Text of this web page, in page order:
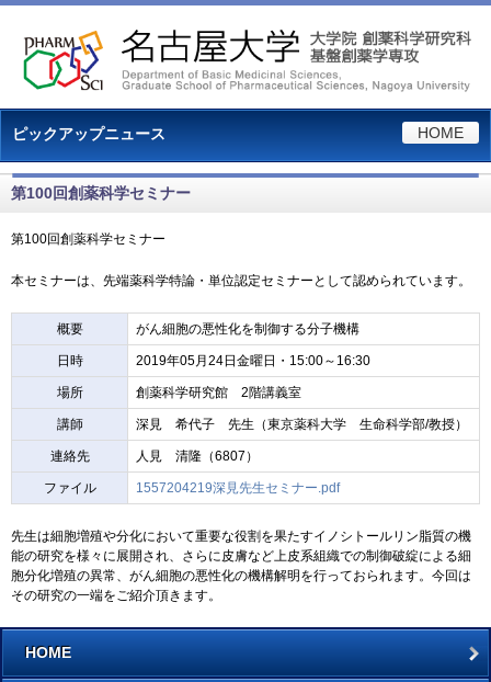
ピックアップニュース HOME
第100回創薬科学セミナー
第100回創薬科学セミナー
本セミナーは、先端薬科学特論・単位認定セミナーとして認められています。
概要 がん細胞の悪性化を制御する分子機構
日時 2019年05月24日金曜日・15:00～16:30
場所 創薬科学研究館 2階講義室
講師 深見 希代子 先生（東京薬科大学 生命科学部/教授）
連絡先 人見 清隆（6807）
ファイル 1557204219深見先生セミナー.pdf
先生は細胞増殖や分化において重要な役割を果たすイノシトールリン脂質の機
能の研究を様々に展開され、さらに皮膚など上皮系組織での制御破綻による細
胞分化増殖の異常、がん細胞の悪性化の機構解明を行っておられます。今回は
その研究の一端をご紹介頂きます。
HOME